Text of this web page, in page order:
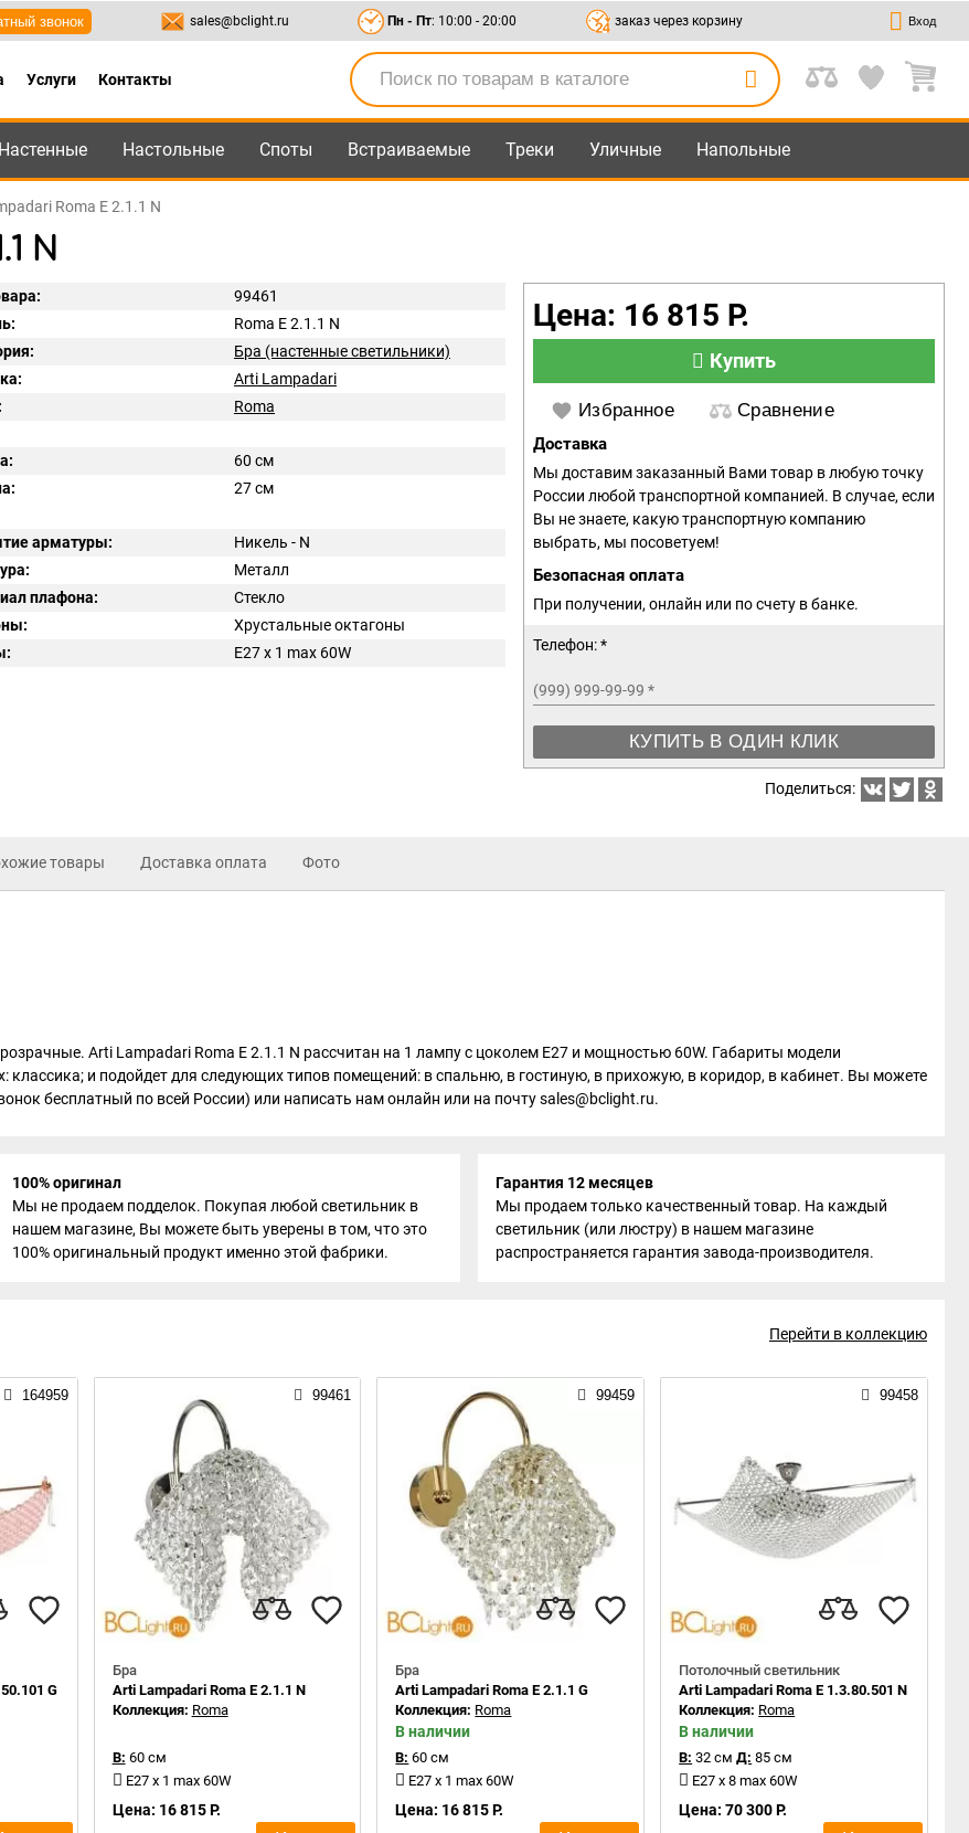
,8-800-550-95-45 sales@bclight.ru
звонок sales@bclight.ru Пн - Пт: 10:00 - 20:00 заказ через корзину Вход
Услуги Контакты
Настенные Настольные Споты Встраиваемые Треки Уличные Напольные
Roma E 2.1.1 N
N
99461
Roma E 2.1.1 N
Бра (настенные светильники)
Arti Lampadari
Roma
60 см
27 см
арматуры:
Никель - N
Металл
плафона:
Стекло
Хрустальные октагоны
E27 x 1 max 60W
Цена: 16 815 Р.
Купить
Избранное Сравнение
Доставка
Мы доставим заказанный Вами товар в любую точку
России любой транспортной компанией. В случае, если
Вы не знаете, какую транспортную компанию
выбрать, мы посоветуем!
Безопасная оплата
При получении, онлайн или по счету в банке.
Телефон: *
(999) 999-99-99 *
КУПИТЬ В ОДИН КЛИК
Поделиться:
товары Доставка оплата Фото
Arti Lampadari Roma E 2.1.1 N рассчитан на 1 лампу с цоколем E27 и мощностью 60W. Габариты модели
и подойдет для следующих типов помещений: в спальню, в гостиную, в прихожую, в коридор, в кабинет. Вы можете
бесплатный по всей России) или написать нам онлайн или на почту sales@bclight.ru.
100% оригинал
Мы не продаем подделок. Покупая любой светильник в
нашем магазине, Вы можете быть уверены в том, что это
100% оригинальный продукт именно этой фабрики.
Гарантия 12 месяцев
Мы продаем только качественный товар. На каждый
светильник (или люстру) в нашем магазине
распространяется гарантия завода-производителя.
Перейти в коллекцию
164959
G
99461
Бра
Arti Lampadari Roma E 2.1.1 N
Коллекция: Roma
В: 60 см
E27 x 1 max 60W
Цена: 16 815 Р.
99459
Бра
Arti Lampadari Roma E 2.1.1 G
Коллекция: Roma
В наличии
В: 60 см
E27 x 1 max 60W
Цена: 16 815 Р.
99458
Потолочный светильник
Arti Lampadari Roma E 1.3.80.501 N
Коллекция: Roma
В наличии
В: 32 см Д: 85 см
E27 x 8 max 60W
Цена: 70 300 Р.